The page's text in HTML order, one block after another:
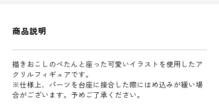
商品説明
描きおこしのぺたんと座った可愛いイラストを使用したア
クリルフィギュアです。
※仕様上、パーツを台座に接合した際にはめ込みが緩い場
合がございます。予めご了承ください。